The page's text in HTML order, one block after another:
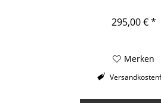
295,00 € *
Merken